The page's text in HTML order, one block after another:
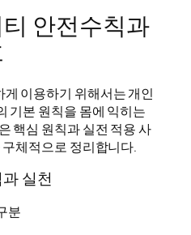
안전수칙과
이용하기 위해서는 개인
기본 원칙을 몸에 익히는
핵심 원칙과 실전 적용 사
체적으로 정리합니다.
실천
분